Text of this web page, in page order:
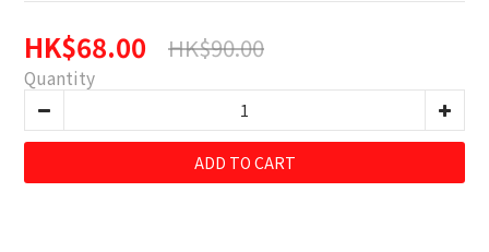
HK$68.00 HK$90.00
Quantity
ADD TO CART